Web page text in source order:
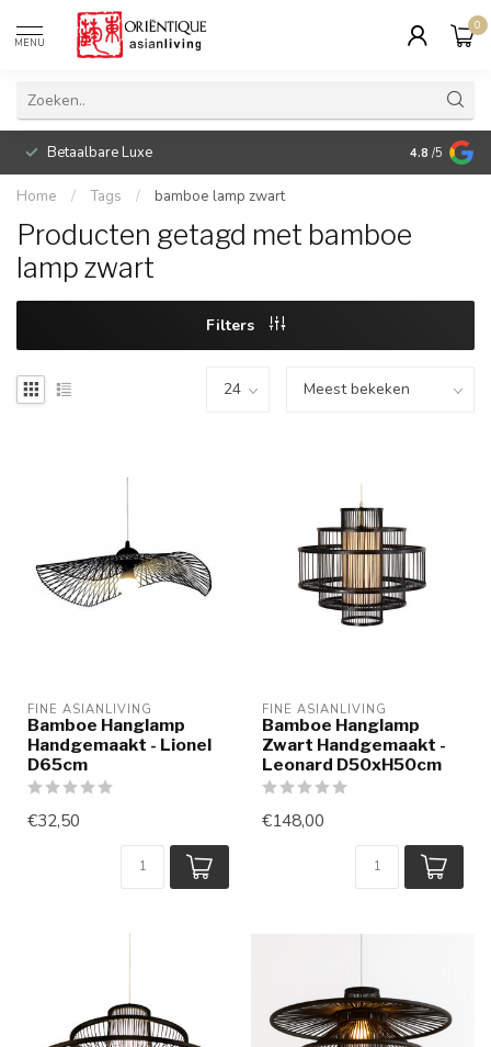
MENU
0
Betaalbare Luxe 4.8 /5
Home / Tags / bamboe lamp zwart
Producten getagd met bamboe
lamp zwart
Filters
FINE ASIANLIVING
Bamboe Hanglamp
Handgemaakt - Lionel
D65cm
€32,50
FINE ASIANLIVING
Bamboe Hanglamp
Zwart Handgemaakt -
Leonard D50xH50cm
€148,00